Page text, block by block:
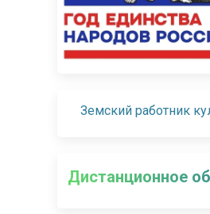
Земский работник
Дистанционное